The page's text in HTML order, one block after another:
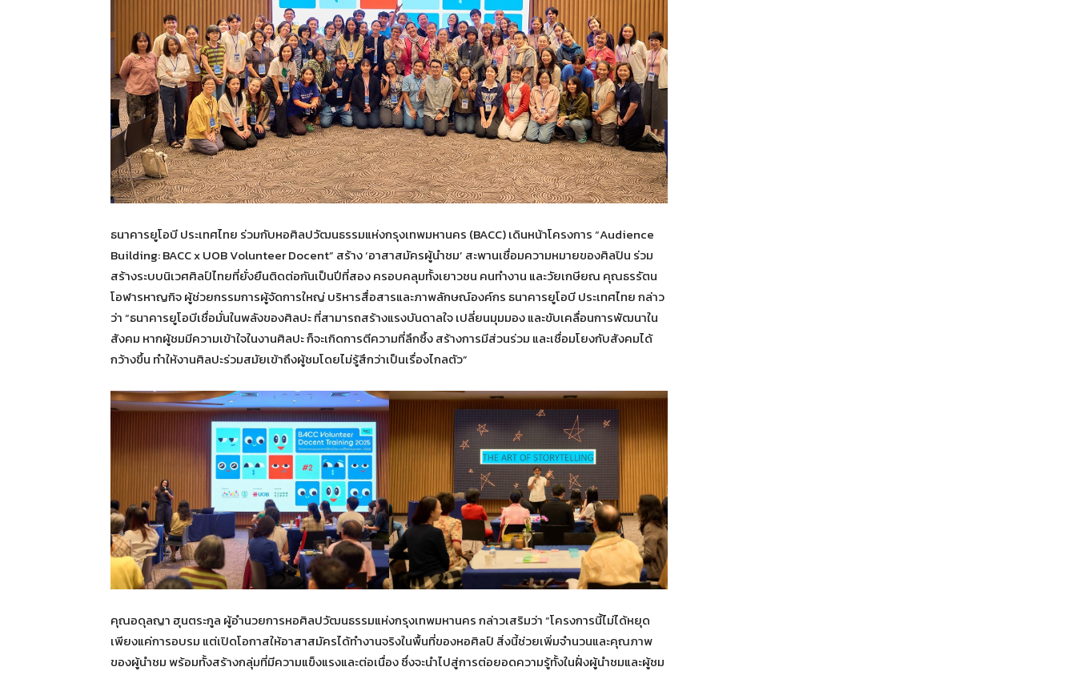
ธนาคารยูโอบี ประเทศไทย ร่วมกับหอศิลปวัฒนธรรมแห่งกรุงเทพมหานคร (BACC) เดินหน้าโครงการ “Audience
Building: BACC x UOB Volunteer Docent” สร้าง ‘อาสาสมัครผู้นำชม’ สะพานเชื่อมความหมายของศิลปิน ร่วม
สร้างระบบนิเวศศิลป์ไทยที่ยั่งยืนติดต่อกันเป็นปีที่สอง ครอบคลุมทั้งเยาวชน คนทำงาน และวัยเกษียณ คุณธรรัตน
โอฬารหาญกิจ ผู้ช่วยกรรมการผู้จัดการใหญ่ บริหารสื่อสารและภาพลักษณ์องค์กร ธนาคารยูโอบี ประเทศไทย กล่าว
ว่า “ธนาคารยูโอบีเชื่อมั่นในพลังของศิลปะ ที่สามารถสร้างแรงบันดาลใจ เปลี่ยนมุมมอง และขับเคลื่อนการพัฒนาใน
สังคม หากผู้ชมมีความเข้าใจในงานศิลปะ ก็จะเกิดการตีความที่ลึกซึ้ง สร้างการมีส่วนร่วม และเชื่อมโยงกับสังคมได้
กว้างขึ้น ทำให้งานศิลปะร่วมสมัยเข้าถึงผู้ชมโดยไม่รู้สึกว่าเป็นเรื่องไกลตัว”
คุณอดุลญา ฮุนตระกูล ผู้อำนวยการหอศิลปวัฒนธรรมแห่งกรุงเทพมหานคร กล่าวเสริมว่า “โครงการนี้ไม่ได้หยุด
เพียงแค่การอบรม แต่เปิดโอกาสให้อาสาสมัครได้ทำงานจริงในพื้นที่ของหอศิลป์ สิ่งนี้ช่วยเพิ่มจำนวนและคุณภาพ
ของผู้นำชม พร้อมทั้งสร้างกลุ่มที่มีความแข็งแรงและต่อเนื่อง ซึ่งจะนำไปสู่การต่อยอดความรู้ทั้งในฝั่งผู้นำชมและผู้ชม